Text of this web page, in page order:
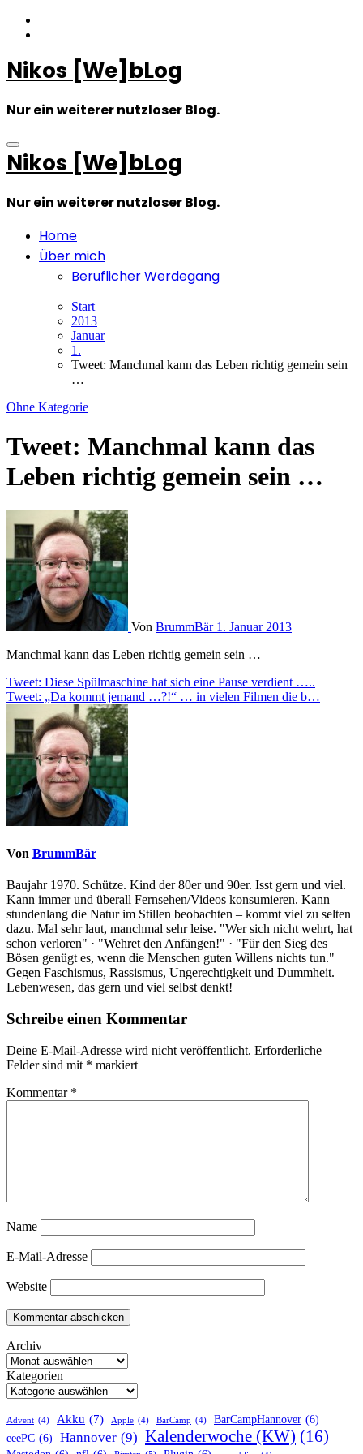
Zum
Inhalt
Nikos [We]bLog
Nur ein weiterer nutzloser Blog.
Nikos [We]bLog
Nur ein weiterer nutzloser Blog.
Home
Über mich
Beruflicher Werdegang
Start
2013
Januar
1.
Tweet: Manchmal kann das Leben richtig gemein sein
…
Ohne Kategorie
Tweet: Manchmal kann das
Leben richtig gemein sein …
Von BrummBär 1. Januar 2013
Manchmal kann das Leben richtig gemein sein …
Beitragsnavigation
Tweet: Diese Spülmaschine hat sich eine Pause verdient …..
Tweet: „Da kommt jemand …?!“ … in vielen Filmen die b…
Von BrummBär
Baujahr 1970. Schütze. Kind der 80er und 90er. Isst gern und viel.
Kann immer und überall Fernsehen/Videos konsumieren. Kann
stundenlang die Natur im Stillen beobachten – kommt viel zu selten
dazu. Mal sehr laut, manchmal sehr leise. "Wer sich nicht wehrt, hat
schon verloren" · "Wehret den Anfängen!" · "Für den Sieg des
Bösen genügt es, wenn die Menschen guten Willens nichts tun."
Gegen Faschismus, Rassismus, Ungerechtigkeit und Dummheit.
Lebenwesen, das gern und viel selbst denkt!
Schreibe einen Kommentar
Deine E-Mail-Adresse wird nicht veröffentlicht. Erforderliche
Felder sind mit * markiert
Kommentar *
Name
E-Mail-Adresse
Website
Archiv
Kategorien
Advent (4) Akku (7) Apple (4) BarCamp (4) BarCampHannover (6)
eeePC (6) Hannover (9) Kalenderwoche (KW) (16)